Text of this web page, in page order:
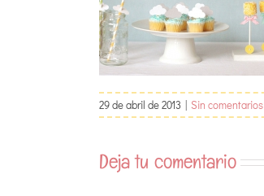
29 de abril de 2013 | Sin comentarios
Deja tu comentario